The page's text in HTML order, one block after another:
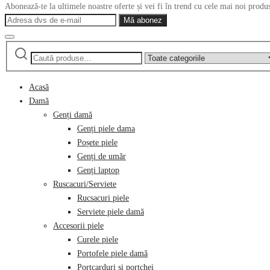
Abonează-te la ultimele noastre oferte și vei fi în trend cu cele mai noi
Caută
după:
Narrow
by
Acasă
Damă
Genți damă
Genți piele dama
Poșete piele
Genți de umăr
Genți laptop
Ruscacuri/Serviete
Rucsacuri piele
Serviete piele damă
Accesorii piele
Curele piele
Portofele piele damă
Portcarduri și portchei